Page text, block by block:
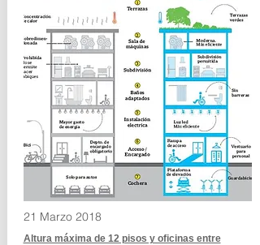
21 Marzo 2018
Altura máxima de 12 pisos y oficinas entre